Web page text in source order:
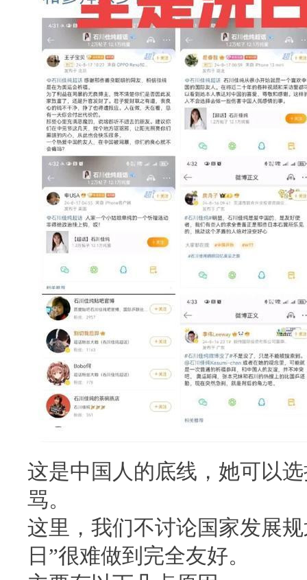
这是中国人的底线，她可以
骂。
这里，我们不讨论国家发展
日”很难做到完全友好。